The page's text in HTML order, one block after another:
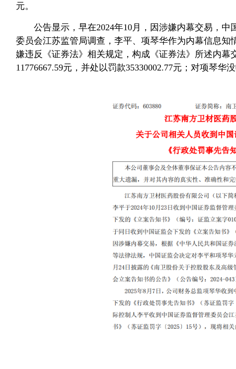
元。
公告显示，早在2024年10月，因涉嫌内幕交易，
委员会江苏监管局调查，李平、项琴华作为内幕信息
嫌违反《证券法》相关规定，构成《证券法》所述内
11776667.59元，并处以罚款35330002.77元；对项琴华